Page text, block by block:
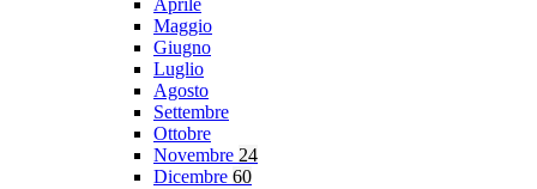
Aprile
Maggio
Giugno
Luglio
Agosto
Settembre
Ottobre
Novembre 24
Dicembre 60